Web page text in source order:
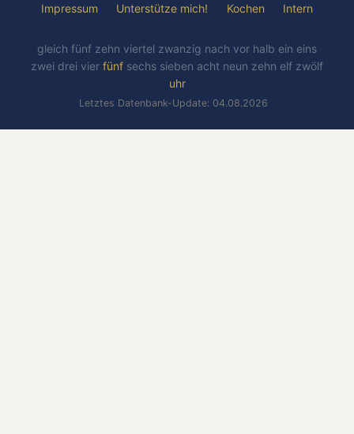
Impressum Unterstütze mich! Kochen Intern
gleich fünf zehn viertel zwanzig nach vor halb ein eins
zwei drei vier fünf sechs sieben acht neun zehn elf zwölf
uhr
Letztes Datenbank-Update: 04.08.2026